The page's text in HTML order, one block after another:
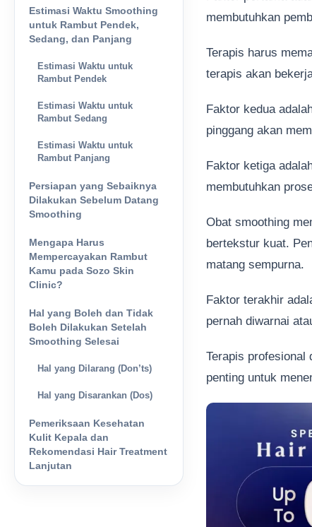
Estimasi Waktu Smoothing
untuk Rambut Pendek,
Sedang, dan Panjang
Estimasi Waktu untuk
Rambut Pendek
Estimasi Waktu untuk
Rambut Sedang
Estimasi Waktu untuk
Rambut Panjang
Persiapan yang Sebaiknya
Dilakukan Sebelum Datang
Smoothing
Mengapa Harus
Mempercayakan Rambut
Kamu pada Sozo Skin
Clinic?
Hal yang Boleh dan Tidak
Boleh Dilakukan Setelah
Smoothing Selesai
Hal yang Dilarang (Don’ts)
Hal yang Disarankan (Dos)
Pemeriksaan Kesehatan
Kulit Kepala dan
Rekomendasi Hair Treatment
Lanjutan
membutuhkan
Terapis harus
terapis akan
Faktor kedua
pinggang akan
Faktor ketiga
membutuhkan
Obat smoothing
bertekstur kuat.
matang sempurna.
Faktor terakhir
pernah diwarnai
Terapis profesional
penting untuk